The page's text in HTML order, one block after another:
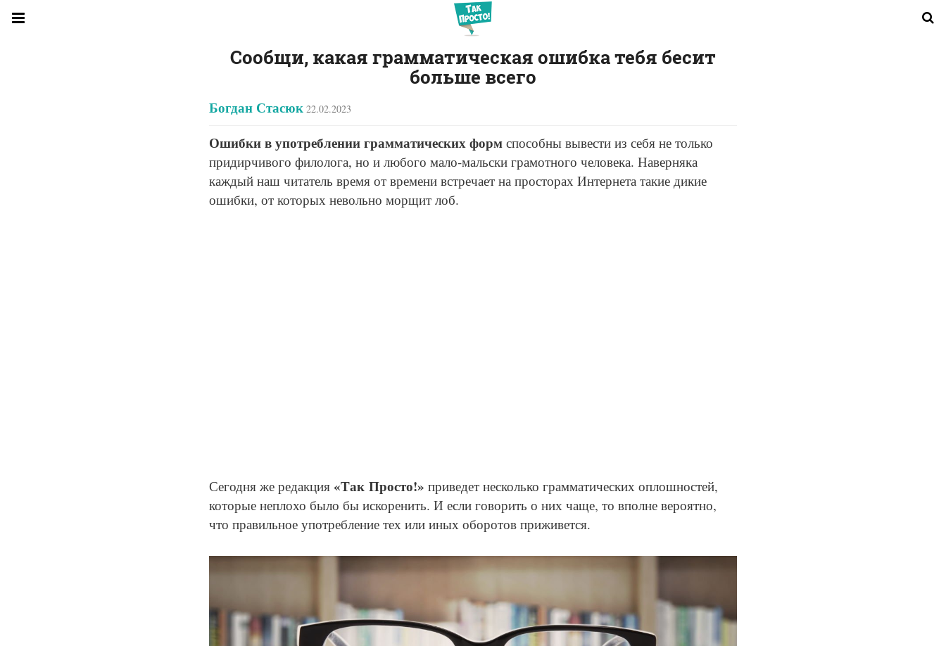
Сообщи, какая грамматическая ошибка тебя бесит
больше всего
Богдан Стасюк 22.02.2023
Ошибки в употреблении грамматических форм способны вывести из себя не только
придирчивого филолога, но и любого мало-мальски грамотного человека. Наверняка
каждый наш читатель время от времени встречает на просторах Интернета такие дикие
ошибки, от которых невольно морщит лоб.
Сегодня же редакция «Так Просто!» приведет несколько грамматических оплошностей,
которые неплохо было бы искоренить. И если говорить о них чаще, то вполне вероятно,
что правильное употребление тех или иных оборотов приживется.